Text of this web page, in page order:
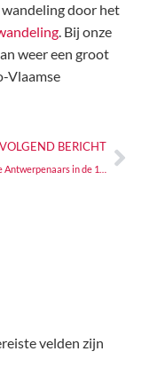
door het
. Bij onze
weer een groot
Vlaamse
VOLGEND BERICHT
velden zijn